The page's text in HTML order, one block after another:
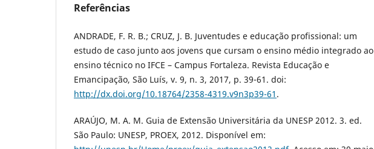
Referências
ANDRADE, F. R. B.; CRUZ, J. B. Juventudes e educação profissional: um
estudo de caso junto aos jovens que cursam o ensino médio integrado ao
ensino técnico no IFCE – Campus Fortaleza. Revista Educação e
Emancipação, São Luís, v. 9, n. 3, 2017, p. 39-61. doi:
http://dx.doi.org/10.18764/2358-4319.v9n3p39-61 .
ARAÚJO, M. A. M. Guia de Extensão Universitária da UNESP 2012. 3. ed.
São Paulo: UNESP, PROEX, 2012. Disponível em: